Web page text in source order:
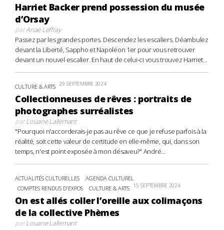
Harriet Backer prend possession du musée
d’Orsay
parAnaë Leffray
Passez par les grandes portes. Descendez les escaliers. Déambulez
devant la Liberté, Sappho et Napoléon 1er pour vous retrouver
devant un nouvel escalier. En haut de celui-ci vous trouvez Harriet...
CULTURE & ARTS 29 SEPTEMBRE 2024
Collectionneuses de rêves : portraits de
photographes surréalistes
parLouane Lallemant
"Pourquoi n'accorderais-je pas au rêve ce que je refuse parfois à la
réalité, soit cette valeur de certitude en elle-même, qui, dans son
temps, n'est point exposée à mon désaveu?" André...
ACTUALITÉS CULTURELLES
AGENDA CULTUREL
COMPTES RENDUS D'EXPOS
CULTURE & ARTS 15 SEPTEMBRE 2024
On est allés coller l’oreille aux colimaçons
de la collective Phèmes
parLouane Lallemant